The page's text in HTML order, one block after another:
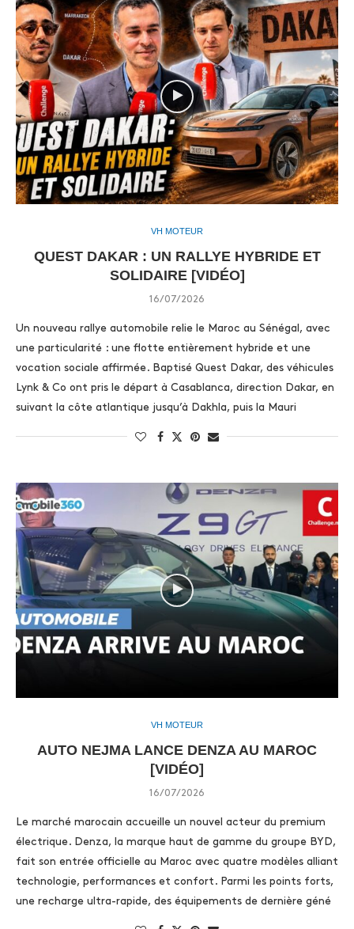
VH MOTEUR
QUEST DAKAR : UN RALLYE HYBRIDE ET
SOLIDAIRE [VIDÉO]
16/07/2026
Un nouveau rallye automobile relie le Maroc au Sénégal, avec
une particularité : une flotte entièrement hybride et une
vocation sociale affirmée. Baptisé Quest Dakar, des véhicules
Lynk & Co ont pris le départ à Casablanca, direction Dakar, en
suivant la côte atlantique jusqu’à Dakhla, puis la Mauri
VH MOTEUR
AUTO NEJMA LANCE DENZA AU MAROC
[VIDÉO]
16/07/2026
Le marché marocain accueille un nouvel acteur du premium
électrique. Denza, la marque haut de gamme du groupe BYD,
fait son entrée officielle au Maroc avec quatre modèles alliant
technologie, performances et confort. Parmi les points forts,
une recharge ultra-rapide, des équipements de dernière géné